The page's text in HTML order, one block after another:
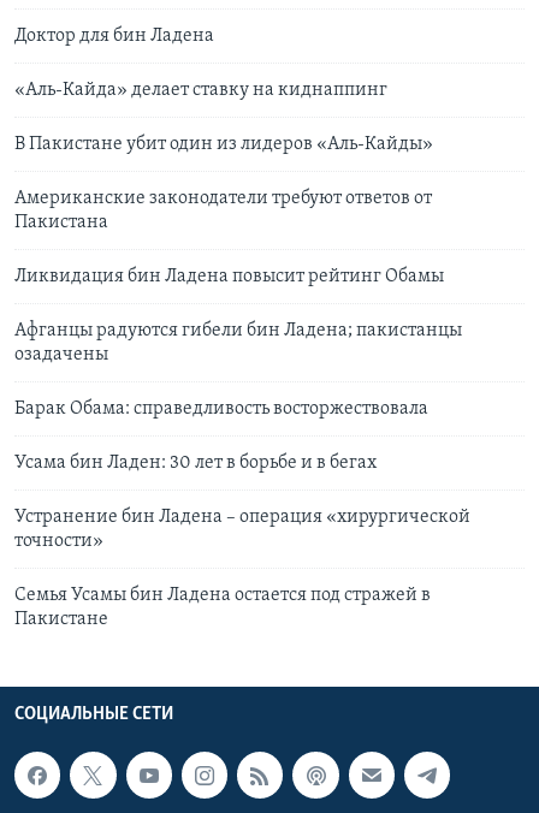
Доктор для бин Ладена
«Аль-Кайда» делает ставку на киднаппинг
В Пакистане убит один из лидеров «Аль-Кайды»
Американские законодатели требуют ответов от
Пакистана
Ликвидация бин Ладена повысит рейтинг Обамы
Афганцы радуются гибели бин Ладена; пакистанцы
озадачены
Барак Обама: справедливость восторжествовала
Усама бин Ладен: 30 лет в борьбе и в бегах
Устранение бин Ладена – операция «хирургической
точности»
Семья Усамы бин Ладена остается под стражей в
Пакистане
СОЦИАЛЬНЫЕ СЕТИ